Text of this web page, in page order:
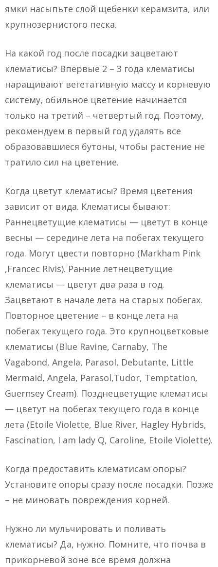
ямки насыпьте слой щебенки керамзита, или
крупнозернистого песка.
На какой год после посадки зацветают
клематисы? Впервые 2 – 3 года клематисы
наращивают вегетативную массу и корневую
систему, обильное цветение начинается
только на третий – четвертый год. Поэтому,
рекомендуем в первый год удалять все
образовавшиеся бутоны, чтобы растение не
тратило сил на цветение.
Когда цветут клематисы? Время цветения
зависит от вида. Клематисы бывают:
Раннецветущие клематисы — цветут в конце
весны — середине лета на побегах текущего
года. Могут цвести повторно (Markham Pink
,Francec Rivis). Ранние летнецветущие
клематисы — цветут два раза в год.
Зацветают в начале лета на старых побегах.
Повторное цветение – в конце лета на
побегах текущего года. Это крупноцветковые
клематисы (Blue Ravine, Carnaby, The
Vagabond, Angela, Parasol, Debutante, Little
Mermaid, Angela, Parasol,Tudor, Temptation,
Guernsey Cream). Позднецветущие клематисы
— цветут на побегах текущего года в конце
лета (Etoile Violette, Blue River, Hagley Hybrids,
Fascination, I am lady Q, Caroline, Etoile Violette).
Когда предоставить клематисам опоры?
Установите опоры сразу после посадки. Позже
– не миновать повреждения корней.
Нужно ли мульчировать и поливать
клематисы? Да, нужно. Помните, что почва в
прикорневой зоне все время должна